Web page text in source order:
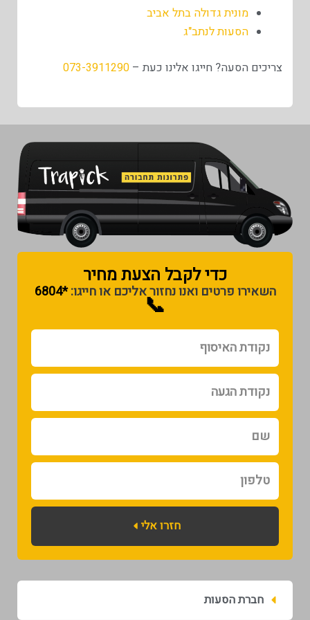
מונית גדולה בתל אביב
הסעות לנתב"ג
צריכים הסעה? חייגו אלינו כעת – 073-3911290
כדי לקבל הצעת מחיר​
השאירו פרטים ואנו נחזור אליכם או חייגו:*6804 📞
נקודת
האיסוף
נקודת
הגעה
שם
טלפון
חזרו אלי
חברת הסעות